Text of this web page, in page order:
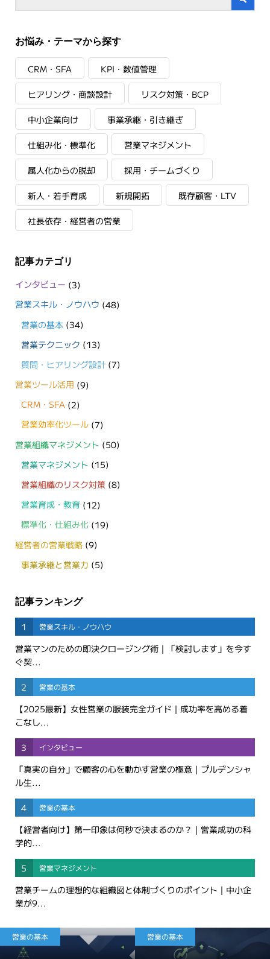
お悩み・テーマから探す
CRM・SFA KPI・数値管理
ヒアリング・商談設計 リスク対策・BCP
中小企業向け 事業承継・引き継ぎ
仕組み化・標準化 営業マネジメント
属人化からの脱却 採用・チームづくり
新人・若手育成 新規開拓 既存顧客・LTV
社長依存・経営者の営業
記事カテゴリ
インタビュー (3)
営業スキル・ノウハウ (48)
営業の基本 (34)
営業テクニック (13)
質問・ヒアリング設計 (7)
営業ツール活用 (9)
CRM・SFA (2)
営業効率化ツール (7)
営業組織マネジメント (50)
営業マネジメント (15)
営業組織のリスク対策 (8)
営業育成・教育 (12)
標準化・仕組み化 (19)
経営者の営業戦略(9)
事業承継と営業力 (5)
記事ランキング
1 営業スキル・ノウハウ
営業マンのための即決クロージング術｜「検討します」を今す
ぐ契...
2 営業の基本
【2025最新】女性営業の服装完全ガイド｜成功率を高める着
こなし...
3 インタビュー
「真実の自分」で顧客の心を動かす営業の極意｜プルデンシャ
ル生...
4 営業の基本
【経営者向け】第一印象は何秒で決まるのか？｜営業成功の科
学的...
5 営業マネジメント
営業チームの理想的な組織図と体制づくりのポイント｜中小企
業が9...
営業の基本 営業の基本